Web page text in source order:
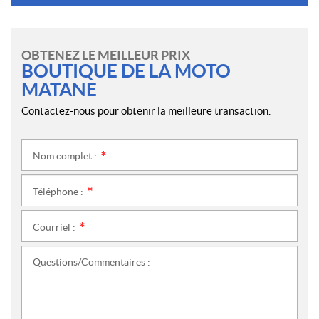
OBTENEZ LE MEILLEUR PRIX
BOUTIQUE DE LA MOTO
MATANE
Contactez-nous pour obtenir la meilleure transaction.
Nom complet :
Téléphone :
Courriel :
Questions/Commentaires :